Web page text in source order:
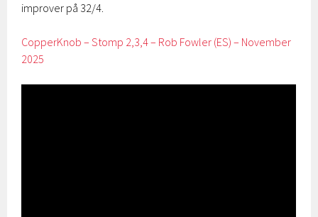
improver på 32/4.
CopperKnob – Stomp 2,3,4 – Rob Fowler (ES) – November
2025